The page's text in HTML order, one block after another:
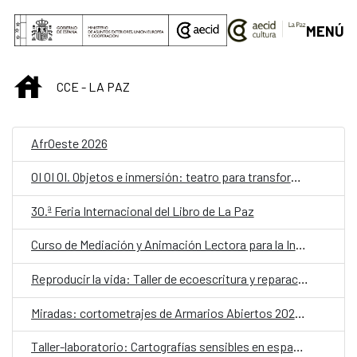
Saltar al contenido principal
MENÚ
INICIOCCE - LA PAZ
AfrOeste 2026
OI OI OI. Objetos e inmersión: teatro para transformar la escuela
30.ª Feria Internacional del Libro de La Paz
Curso de Mediación y Animación Lectora para la Infancia – Lectores sin Frontera
Reproducir la vida: Taller de ecoescritura y reparación
Taller-laboratorio: Cartografías sensibles en espacios públicos